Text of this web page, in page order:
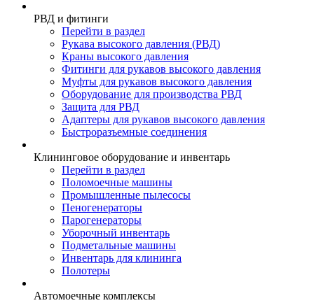
РВД и фитинги
Перейти в раздел
Рукава высокого давления (РВД)
Краны высокого давления
Фитинги для рукавов высокого давления
Муфты для рукавов высокого давления
Оборудование для производства РВД
Защита для РВД
Адаптеры для рукавов высокого давления
Быстроразъемные соединения
Клининговое оборудование и инвентарь
Перейти в раздел
Поломоечные машины
Промышленные пылесосы
Пеногенераторы
Парогенераторы
Уборочный инвентарь
Подметальные машины
Инвентарь для клининга
Полотеры
Автомоечные комплексы